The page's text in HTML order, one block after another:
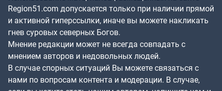
Region51.com допускается только при наличии прямой
и активной гиперссылки, иначе вы можете накликать
гнев суровых северных Богов.
Мнение редакции может не всегда совпадать с
мнением авторов и недовольных людей.
В случае спорных ситуаций Вы можете связаться с
нами по вопросам контента и модерации. В случае,